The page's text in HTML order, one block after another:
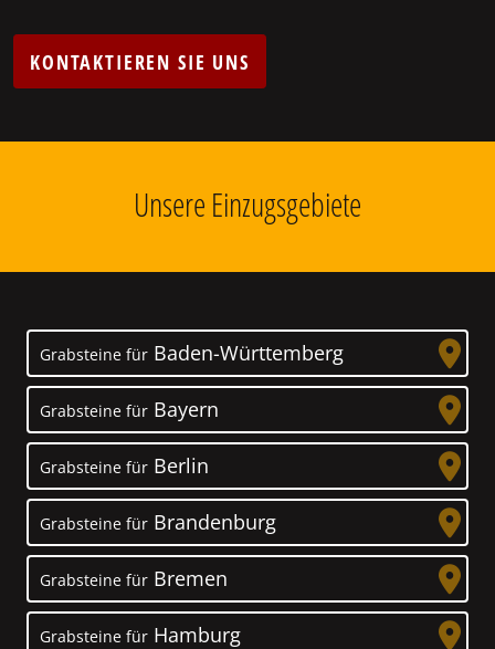
KONTAKTIEREN SIE UNS
Unsere Einzugsgebiete
Grabsteine für Baden-Württemberg
Grabsteine für Bayern
Grabsteine für Berlin
Grabsteine für Brandenburg
Grabsteine für Bremen
Grabsteine für Hamburg